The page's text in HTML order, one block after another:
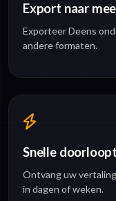
Export naar
Exporteer Deens
andere formaten.
Snelle
Ontvang uw
in dagen of weken.